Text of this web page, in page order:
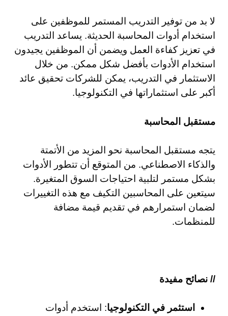
لا بد من توفير التدريب المستمر للموظفين على
استخدام أدوات المحاسبة الحديثة. يساعد التدريب
في تعزيز كفاءة العمل ويضمن أن الموظفين يجيدون
استخدام الأدوات بأفضل شكل ممكن. من خلال
الاستثمار في التدريب، يمكن للشركات تحقيق عائد
أكبر على استثماراتها في التكنولوجيا.
مستقبل المحاسبة
يتجه مستقبل المحاسبة نحو المزيد من الأتمتة
والذكاء الاصطناعي. من المتوقع أن تتطور الأدوات
بشكل مستمر لتلبية احتياجات السوق المتغيرة.
سيتعين على المحاسبين التكيف مع هذه التغييرات
لضمان استمرارهم في تقديم قيمة مضافة
للمنظمات.
// نصائح مفيدة
استثمر في التكنولوجيا: استخدم أدوات